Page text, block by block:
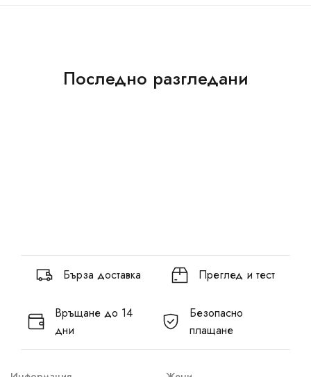
Последно разгледани
Бърза доставка Преглед и тест
Връщане до 14
дни
Безопасно
плащане